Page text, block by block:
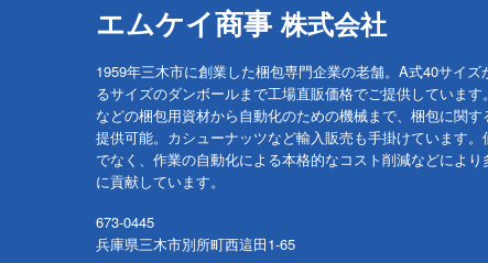
エムケイ商事 株式会社
1959年三木市に創業した梱包専門企業の老舗。A式40サイズ
るサイズのダンボールまで工場直販価格でご提供していま
などの梱包用資材から自動化のための機械まで、梱包に関
提供可能。カシューナッツなど輸入販売も手掛けています。
でなく、作業の自動化による本格的なコスト削減などによ
に貢献しています。
673-0445
兵庫県三木市別所町西這田1-65